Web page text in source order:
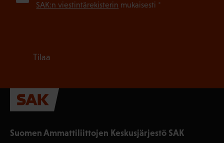
Suomen Ammattiliittojen Keskusjärjestö SAK
SAK:n viestintärekisterin mukaisesti *
Tilaa